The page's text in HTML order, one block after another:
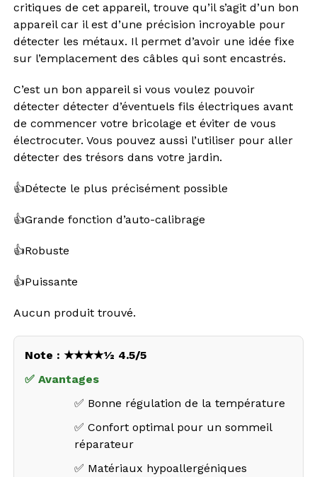
critiques de cet appareil, trouve qu’il s’agit d’un bon
appareil car il est d’une précision incroyable pour
détecter les métaux. Il permet d’avoir une idée fixe
sur l’emplacement des câbles qui sont encastrés.
C’est un bon appareil si vous voulez pouvoir
détecter détecter d’éventuels fils électriques avant
de commencer votre bricolage et éviter de vous
électrocuter. Vous pouvez aussi l’utiliser pour aller
détecter des trésors dans votre jardin.
👍Détecte le plus précisément possible
👍Grande fonction d’auto-calibrage
👍Robuste
👍Puissante
Aucun produit trouvé.
Note : ★★★★½ 4.5/5
✅ Avantages
✅ Bonne régulation de la température
✅ Confort optimal pour un sommeil
réparateur
✅ Matériaux hypoallergéniques